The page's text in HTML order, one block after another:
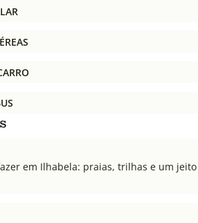
em Ilhabela: praias, trilhas e um